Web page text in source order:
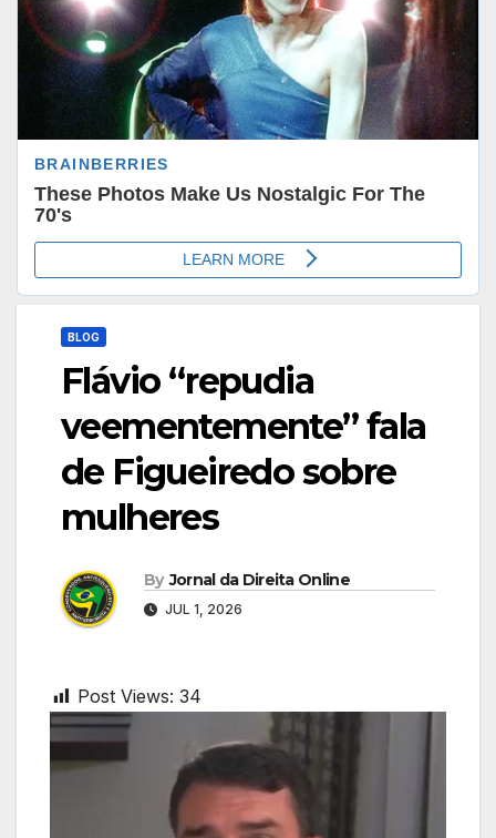
BLOG
Flávio “repudia
veementemente” fala
de Figueiredo sobre
mulheres
By Jornal da Direita Online
JUL 1, 2026
Post Views: 34